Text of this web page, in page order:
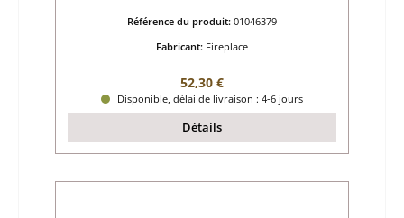
Référence du produit: 01046379
Fabricant: Fireplace
Prix régulier :
52,30 €
Disponible, délai de livraison : 4-6 jours
Détails